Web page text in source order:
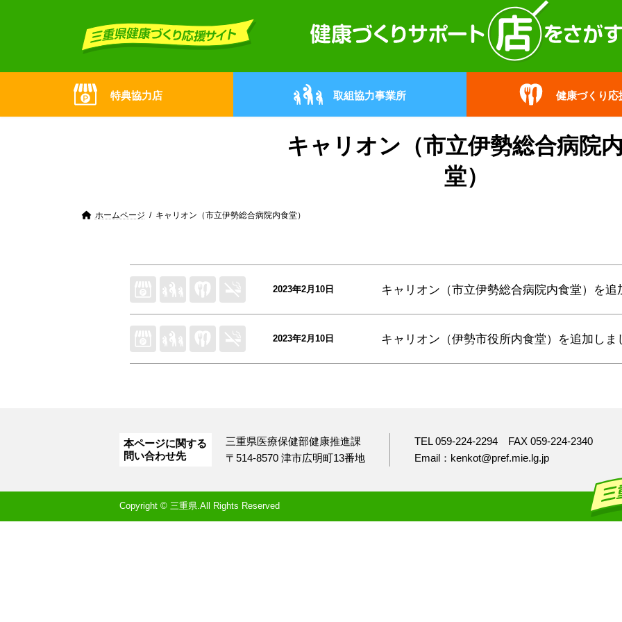
特典協力店 取組協力事業所 健康づくり応
キャリオン（市立伊勢総合病院
堂）
ホームページ キャリオン（市立伊勢総合病院内食堂）
2023年2月10日 キャリオン（市立伊勢総合病院内食堂） を追
2023年2月10日 キャリオン（伊勢市役所内食堂） を追加しま
本ページに関する
問い合わせ先
三重県医療保健部健康推進課
〒514-8570 津市広明町13番地
TEL 059-224-2294
FAX 059-224-2340
Email：kenkot@pref.mie.lg.jp
Copyright © 三重県.All Rights Reserved